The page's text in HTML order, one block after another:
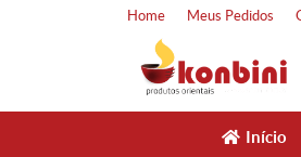
Home Meus Pedidos
Início